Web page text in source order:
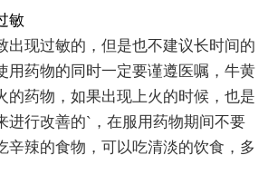
敏
出现过敏的，但是也不建议长时间的
用药物的同时一定要谨遵医嘱，牛黄
的药物，如果出现上火的时候，也是
进行改善的`，在服用药物期间不要
辛辣的食物，可以吃清淡的饮食，多